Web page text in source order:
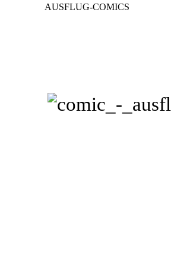
AUSFLUG-COMICS